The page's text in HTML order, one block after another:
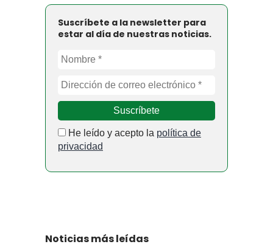
Suscríbete a la newsletter para
estar al día de nuestras noticias.
He leído y acepto la política de
privacidad
Noticias más leídas